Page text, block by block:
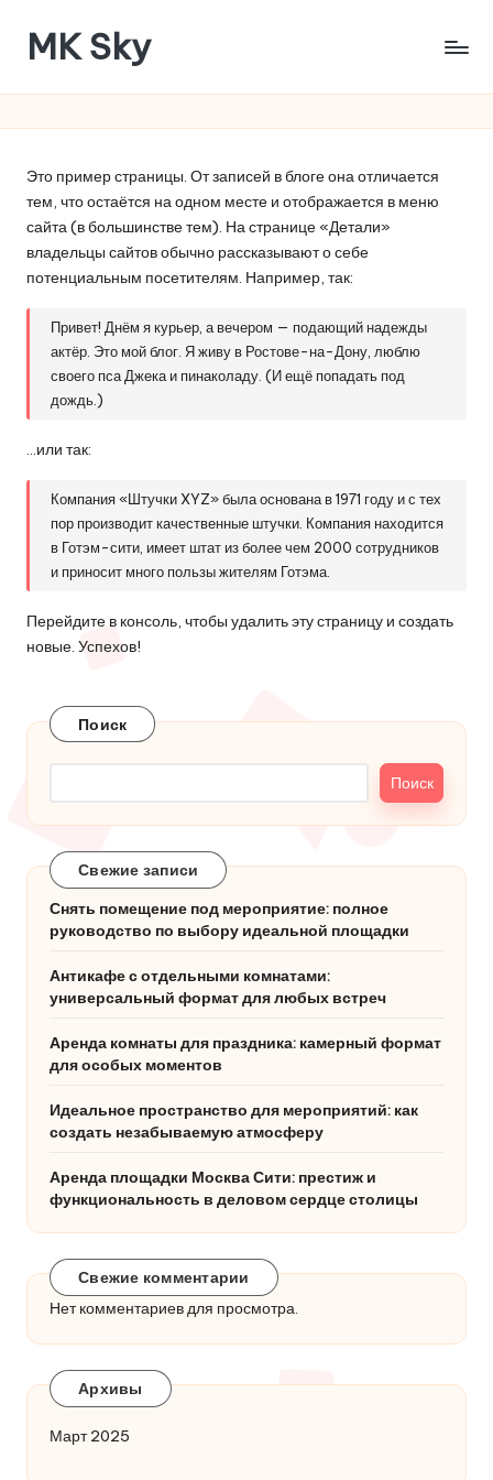
Перейти
содержимому
MK Sky
как
мероприятие
Это пример страницы. От записей в блоге она отличается
тем, что остаётся на одном месте и отображается в меню
сайта (в большинстве тем). На странице «Детали»
владельцы сайтов обычно рассказывают о себе
потенциальным посетителям. Например, так:
Привет! Днём я курьер, а вечером — подающий надежды
актёр. Это мой блог. Я живу в Ростове-на-Дону, люблю
своего пса Джека и пинаколаду. (И ещё попадать под
дождь.)
…или так:
Компания «Штучки XYZ» была основана в 1971 году и с тех
пор производит качественные штучки. Компания находится
в Готэм-сити, имеет штат из более чем 2000 сотрудников
и приносит много пользы жителям Готэма.
Перейдите в консоль , чтобы удалить эту страницу и создать
новые. Успехов!
Поиск
Поиск
Свежие записи
Снять помещение под мероприятие: полное
руководство по выбору идеальной площадки
Антикафе с отдельными комнатами:
универсальный формат для любых встреч
Аренда комнаты для праздника: камерный формат
для особых моментов
Идеальное пространство для мероприятий: как
создать незабываемую атмосферу
Аренда площадки Москва Сити: престиж и
функциональность в деловом сердце столицы
Свежие комментарии
Нет комментариев для просмотра.
Архивы
Март 2025